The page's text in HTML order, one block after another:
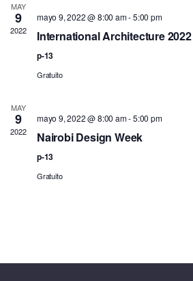
MAY
9
2022
mayo 9, 2022 @ 8:00 am-5:00 pm
International Architecture 2022
p-13
Gratuito
MAY
9
2022
mayo 9, 2022 @ 8:00 am-5:00 pm
Nairobi Design Week
p-13
Gratuito